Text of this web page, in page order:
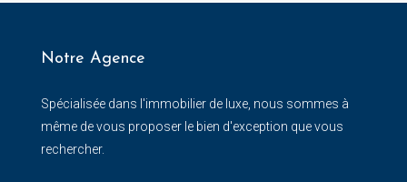
Notre Agence
Spécialisée dans l'immobilier de luxe, nous sommes à
même de vous proposer le bien d'exception que vous
rechercher.